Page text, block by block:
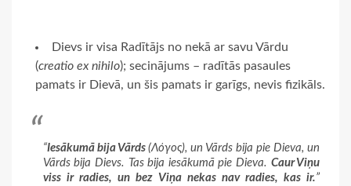
Dievs ir visa Radītājs no nekā ar savu Vārdu
(creatio ex nihilo); secinājums – radītās pasaules
pamats ir Dievā, un šis pamats ir garīgs, nevis fizikāls.
“Iesākumā bija Vārds (Λόγος), un Vārds bija pie Dieva, un
Vārds bija Dievs. Tas bija iesākumā pie Dieva. Caur Viņu
viss ir radies, un bez Viņa nekas nav radies, kas ir.”